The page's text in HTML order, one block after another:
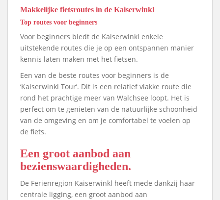
Makkelijke fietsroutes in de Kaiserwinkl
Top routes voor beginners
Voor beginners biedt de Kaiserwinkl enkele
uitstekende routes die je op een ontspannen manier
kennis laten maken met het fietsen.
Een van de beste routes voor beginners is de
‘Kaiserwinkl Tour’. Dit is een relatief vlakke route die
rond het prachtige meer van Walchsee loopt. Het is
perfect om te genieten van de natuurlijke schoonheid
van de omgeving en om je comfortabel te voelen op
de fiets.
Een groot aanbod aan
bezienswaardigheden.
De Ferienregion Kaiserwinkl heeft mede dankzij haar
centrale ligging, een groot aanbod aan